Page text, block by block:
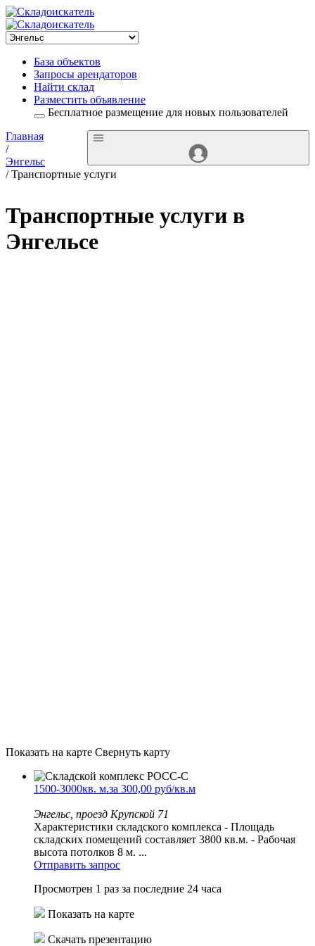
База объектов
Запросы арендаторов
Найти склад
Разместить объявление
Бесплатное размещение для новых пользователей
Главная
/
Энгельс
/ Транспортные услуги
Транспортные услуги в
Энгельсе
Показать на карте Свернуть карту
1500-3000кв. м.за 300,00 руб/кв.м
Энгельс, проезд Крупской 71
Характеристики складского комплекса - Площадь
складских помещений составляет 3800 кв.м. - Рабочая
высота потолков 8 м. ...
Отправить запрос
Просмотрен 1 раз за последние 24 часа
Показать на карте
Скачать презентацию